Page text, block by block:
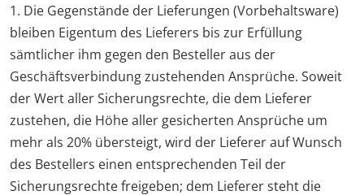
1. Die Gegenstände der Lieferungen (Vorbehaltsware)
bleiben Eigentum des Lieferers bis zur Erfüllung
sämtlicher ihm gegen den Besteller aus der
Geschäftsverbindung zustehenden Ansprüche. Soweit
der Wert aller Sicherungsrechte, die dem Lieferer
zustehen, die Höhe aller gesicherten Ansprüche um
mehr als 20% übersteigt, wird der Lieferer auf Wunsch
des Bestellers einen entsprechenden Teil der
Sicherungsrechte freigeben; dem Lieferer steht die